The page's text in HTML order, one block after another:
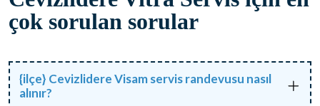
çok sorulan sorular
{ilçe} Cevizlidere Visam servis randevusu nasıl
alınır?